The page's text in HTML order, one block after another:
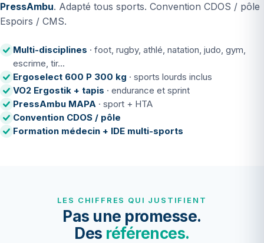
PressAmbu. Adapté tous sports. Convention CDOS / pôle
Espoirs / CMS.
Multi-disciplines · foot, rugby, athlé, natation, judo, gym,
escrime, tir...
Ergoselect 600 P 300 kg · sports lourds inclus
VO2 Ergostik + tapis · endurance et sprint
PressAmbu MAPA · sport + HTA
Convention CDOS / pôle
Formation médecin + IDE multi-sports
LES CHIFFRES QUI JUSTIFIENT
Pas une promesse.
Des références.